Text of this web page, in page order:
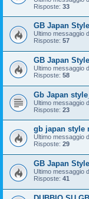
Risposte: 33
GB Japan
Ultimo messaggio
Risposte: 57
GB Japan
Ultimo messaggio
Risposte: 58
Gb Japan
Ultimo messaggio
Risposte: 23
gb japan style
Ultimo messaggio
Risposte: 29
GB Japan
Ultimo messaggio
Risposte: 41